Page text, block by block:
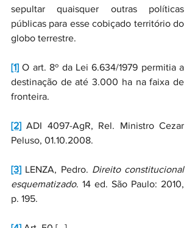
sepultar quaisquer outras políticas
públicas para esse cobiçado território do
globo terrestre.
[1] O art. 8º da Lei 6.634/1979 permitia a
destinação de até 3.000 ha na faixa de
fronteira.
[2] ADI 4097-AgR, Rel. Ministro Cezar
Peluso, 01.10.2008.
[3] LENZA, Pedro. Direito constitucional
esquematizado. 14 ed. São Paulo: 2010,
p. 195.